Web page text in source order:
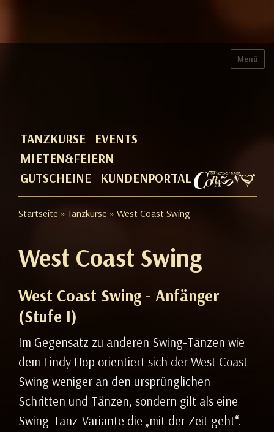
Menü
TANZKURSE
EVENTS
MIETEN&FEIERN
GUTSCHEINE
KUNDENPORTAL
Startseite »Tanzkurse » West Coast Swing
West Coast Swing
West Coast Swing - Anfänger
(Stufe I)
Im Gegensatz zu anderen Swing-Tänzen wie
dem Lindy Hop orientiert sich der West Coast
Swing weniger an den ursprünglichen
Schritten und Tänzen, sondern gilt als eine
Swing-Tanz-Variante die „mit der Zeit geht“.